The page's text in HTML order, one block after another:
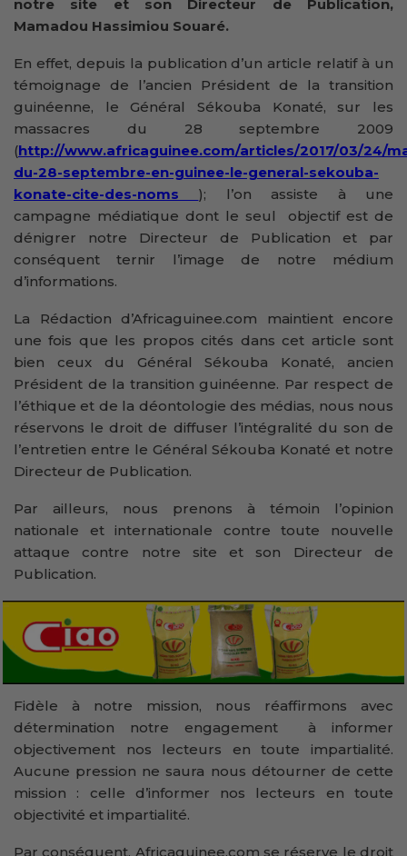
notre site et son Directeur de Publication,
Mamadou Hassimiou Souaré.
En effet, depuis la publication d’un article relatif à un
témoignage de l’ancien Président de la transition
guinéenne, le Général Sékouba Konaté, sur les
massacres du 28 septembre 2009
(http://www.africaguinee.com/articles/2017/03/24/
du-28-septembre-en-guinee-le-general-sekouba-
konate-cite-des-noms
); l’on assiste à une
campagne médiatique dont le seul objectif est de
dénigrer notre Directeur de Publication et par
conséquent ternir l’image de notre médium
d’informations.
La Rédaction d’Africaguinee.com maintient encore
une fois que les propos cités dans cet article sont
bien ceux du Général Sékouba Konaté, ancien
Président de la transition guinéenne. Par respect de
l’éthique et de la déontologie des médias, nous nous
réservons le droit de diffuser l’intégralité du son de
l’entretien entre le Général Sékouba Konaté et notre
Directeur de Publication.
Par ailleurs, nous prenons à témoin l’opinion
nationale et internationale contre toute nouvelle
attaque contre notre site et son Directeur de
Publication.
Fidèle à notre mission, nous réaffirmons avec
détermination notre engagement à informer
objectivement nos lecteurs en toute impartialité.
Aucune pression ne saura nous détourner de cette
mission : celle d’informer nos lecteurs en toute
objectivité et impartialité.
Par conséquent, Africaguinee.com se réserve le droit